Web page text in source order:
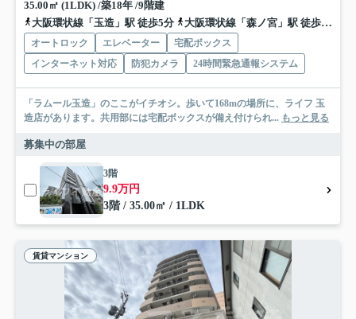
35.00㎡ (1LDK) /築18年 /9階建
大阪環状線「玉造」駅 徒歩5分
大阪環状線「森ノ宮」駅 徒歩12分
オートロック エレベーター
宅配ボックス
インターネット対応
防犯カメラ 24時間緊急通報システム
「ラムール玉造」のここがイチオシ。歩いて168mの場所に、ライフ 玉
造店があります。共用部には宅配ボックスが備え付けられ... もっと見る
募集中の部屋
3階
9.9万円
3階 / 35.00㎡ / 1LDK
賃貸マンション